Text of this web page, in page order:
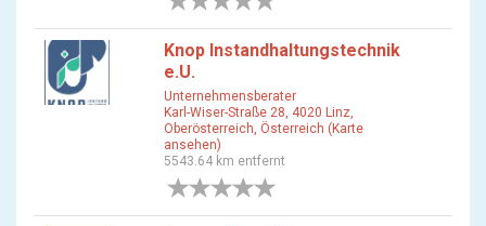
Knop Instandhaltungstechnik
e.U.
Unternehmensberater
Karl-Wiser-Straße 28, 4020 Linz,
Oberösterreich, Österreich (Karte
ansehen)
5543.64 km entfernt